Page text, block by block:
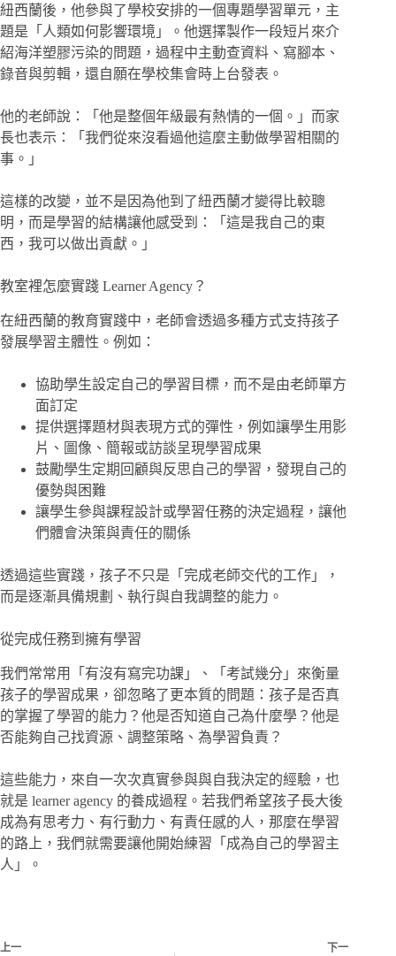
紐西蘭後，他參與了學校安排的一個專題學習單元，主
題是「人類如何影響環境」。他選擇製作一段短片來介
紹海洋塑膠污染的問題，過程中主動查資料、寫腳本、
錄音與剪輯，還自願在學校集會時上台發表。
他的老師說：「他是整個年級最有熱情的一個。」而家
長也表示：「我們從來沒看過他這麼主動做學習相關的
事。」
這樣的改變，並不是因為他到了紐西蘭才變得比較聰
明，而是學習的結構讓他感受到：「這是我自己的東
西，我可以做出貢獻。」
教室裡怎麼實踐 Learner Agency？
在紐西蘭的教育實踐中，老師會透過多種方式支持孩子
發展學習主體性。例如：
協助學生設定自己的學習目標，而不是由老師單方
面訂定
提供選擇題材與表現方式的彈性，例如讓學生用影
片、圖像、簡報或訪談呈現學習成果
鼓勵學生定期回顧與反思自己的學習，發現自己的
優勢與困難
讓學生參與課程設計或學習任務的決定過程，讓他
們體會決策與責任的關係
透過這些實踐，孩子不只是「完成老師交代的工作」，
而是逐漸具備規劃、執行與自我調整的能力。
從完成任務到擁有學習
我們常常用「有沒有寫完功課」、「考試幾分」來衡量
孩子的學習成果，卻忽略了更本質的問題：孩子是否真
的掌握了學習的能力？他是否知道自己為什麼學？他是
否能夠自己找資源、調整策略、為學習負責？
這些能力，來自一次次真實參與與自我決定的經驗，也
就是 learner agency 的養成過程。若我們希望孩子長大後
成為有思考力、有行動力、有責任感的人，那麼在學習
的路上，我們就需要讓他開始練習「成為自己的學習主
人」。
上一 下一